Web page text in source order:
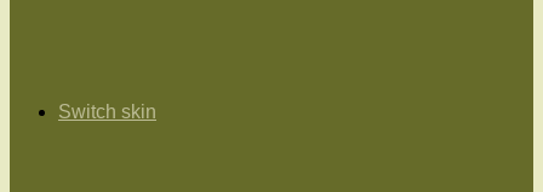
Switch skin